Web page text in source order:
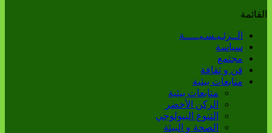
القائمة
الــرئـيـسـيـــــة
سياسة
مجتمع
فن و ثقافة
متابعات بيئية
متابعات بيئية
الركن الأخضر
التنوع البيولوجي
الصحة و البيئة